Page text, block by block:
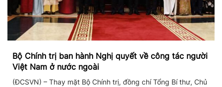
Bộ Chính trị ban hành Nghị quyết về công tác người
Việt Nam ở nước ngoài
(ĐCSVN) – Thay mặt Bộ Chính trị, đồng chí Tổng Bí thư, Chủ